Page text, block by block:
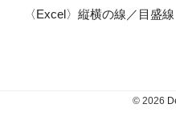
〈Excel〉縦横の線／目盛線
© 2026